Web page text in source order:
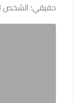
حقيقي؛ الشخص